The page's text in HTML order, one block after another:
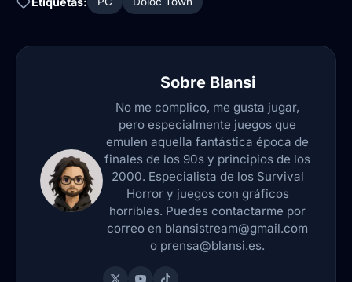
Sobre Blansi
No me complico, me gusta jugar,
pero especialmente juegos que
emulen aquella fantástica época de
finales de los 90s y principios de los
2000. Especialista de los Survival
Horror y juegos con gráficos
horribles. Puedes contactarme por
correo en blansistream@gmail.com
o prensa@blansi.es.